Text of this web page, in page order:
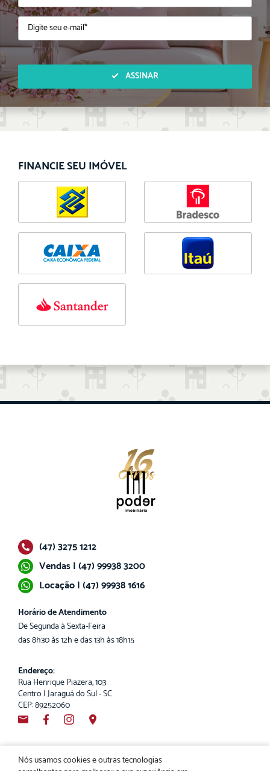
Nós usamos cookies e outras tecnologias
ASSINAR
FINANCIE SEU IMÓVEL
(47) 3275 1212
Vendas | (47) 99938 3200
Locação | (47) 99938 1616
Horário de Atendimento
De Segunda à Sexta-Feira
das 8h30 às 12h e das 13h às 18h15
Endereço:
Rua Henrique Piazera, 103
Centro | Jaraguá do Sul - SC
CEP: 89252060